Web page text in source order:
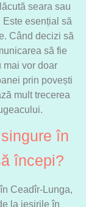
seara sau
esențial să
Când decizi să
să fie
mai vor doar
prin povești
mult trecerea
în
începi?
Ceadîr-Lunga,
la ieșirile în